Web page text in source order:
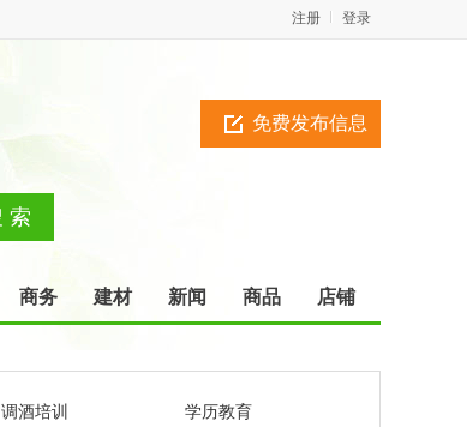
登录
注册
免费发布信息
商务 建材 新闻 商品 店铺
调酒培训 学历教育